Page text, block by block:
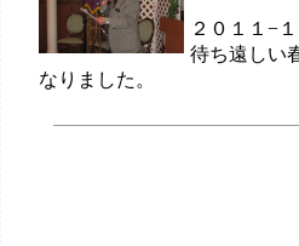
２０１１−
待ち遠しい
なりました。